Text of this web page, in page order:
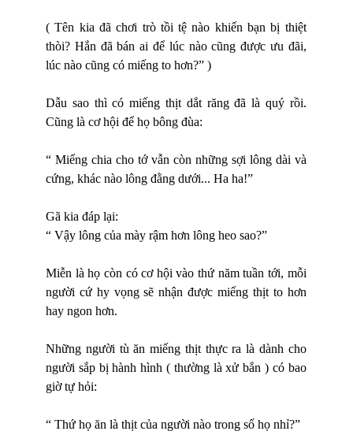
( Tên kia đã chơi trò tồi tệ nào khiến bạn bị thiệt
thòi? Hắn đã bán ai để lúc nào cũng được ưu đãi,
lúc nào cũng có miếng to hơn?” )
Dẫu sao thì có miếng thịt dắt răng đã là quý rồi.
Cũng là cơ hội để họ bông đùa:
“ Miếng chia cho tớ vẫn còn những sợi lông dài và
cứng, khác nào lông đằng dưới... Ha ha!”
Gã kia đáp lại:
“ Vậy lông của mày rậm hơn lông heo sao?”
Miễn là họ còn có cơ hội vào thứ năm tuần tới, mỗi
người cứ hy vọng sẽ nhận được miếng thịt to hơn
hay ngon hơn.
Những người tù ăn miếng thịt thực ra là dành cho
người sắp bị hành hình ( thường là xử bắn ) có bao
giờ tự hỏi:
“ Thứ họ ăn là thịt của người nào trong số họ nhỉ?”